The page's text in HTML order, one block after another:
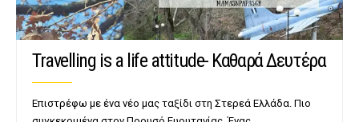
Travelling is a life attitude- Καθαρά Δευτέρα
Επιστρέφω με ένα νέο μας ταξίδι στη Στερεά Ελλάδα. Πιο